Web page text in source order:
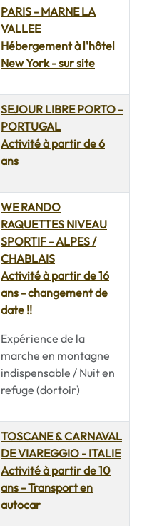
PARIS - MARNE LA
VALLEE
Hébergement à l'hôtel
New York - sur site
SEJOUR LIBRE PORTO -
PORTUGAL
Activité à partir de 6
ans
WE RANDO
RAQUETTES NIVEAU
SPORTIF - ALPES /
CHABLAIS
Activité à partir de 16
ans - changement de
date !!
Expérience de la
marche en montagne
indispensable / Nuit en
refuge (dortoir)
TOSCANE & CARNAVAL
DE VIAREGGIO - ITALIE
Activité à partir de 10
ans - Transport en
autocar